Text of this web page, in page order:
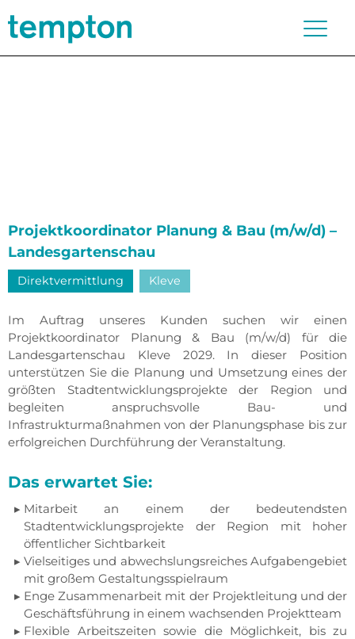
Projektkoordinator Planung & Bau (m/w/d) –
Landesgartenschau
Direktvermittlung Kleve
Im Auftrag unseres Kunden suchen wir einen
Projektkoordinator Planung & Bau (m/w/d) für die
Landesgartenschau Kleve 2029. In dieser Position
unterstützen Sie die Planung und Umsetzung eines der
größten Stadtentwicklungsprojekte der Region und
begleiten anspruchsvolle Bau- und
Infrastrukturmaßnahmen von der Planungsphase bis zur
erfolgreichen Durchführung der Veranstaltung.
Das erwartet Sie:
Mitarbeit an einem der bedeutendsten
Stadtentwicklungsprojekte der Region mit hoher
öffentlicher Sichtbarkeit
Vielseitiges und abwechslungsreiches Aufgabengebiet
mit großem Gestaltungsspielraum
Enge Zusammenarbeit mit der Projektleitung und der
Geschäftsführung in einem wachsenden Projektteam
Flexible Arbeitszeiten sowie die Möglichkeit, bis zu